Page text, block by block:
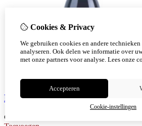
Bodega Piedra Fluida Los
€
Cookies & Privacy
We gebruiken cookies en andere
analyseren. Ook delen we informatie over
met onze partners voor analyse. Lees onze
Accepteren
Cookie-instellingen